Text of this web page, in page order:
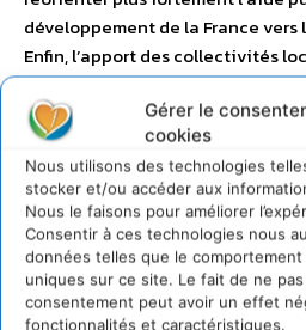
Gérer le
cookies
Nous utilisons des technologies
stocker et/ou accéder aux
Nous le faisons pour améliorer
Consentir à ces technologies nous
données telles que le
uniques sur ce site. Le fait de ne
consentement peut avoir un effet
fonctionnalités et caractéristiques.
développement de la France vers
Enfin, l’apport des collectivités
termes d’appui à maîtrise
en avant, au regard des grands
face les collectivités locales des
de gouvernance des services
d’assainissement.
CHIFFRES CLES